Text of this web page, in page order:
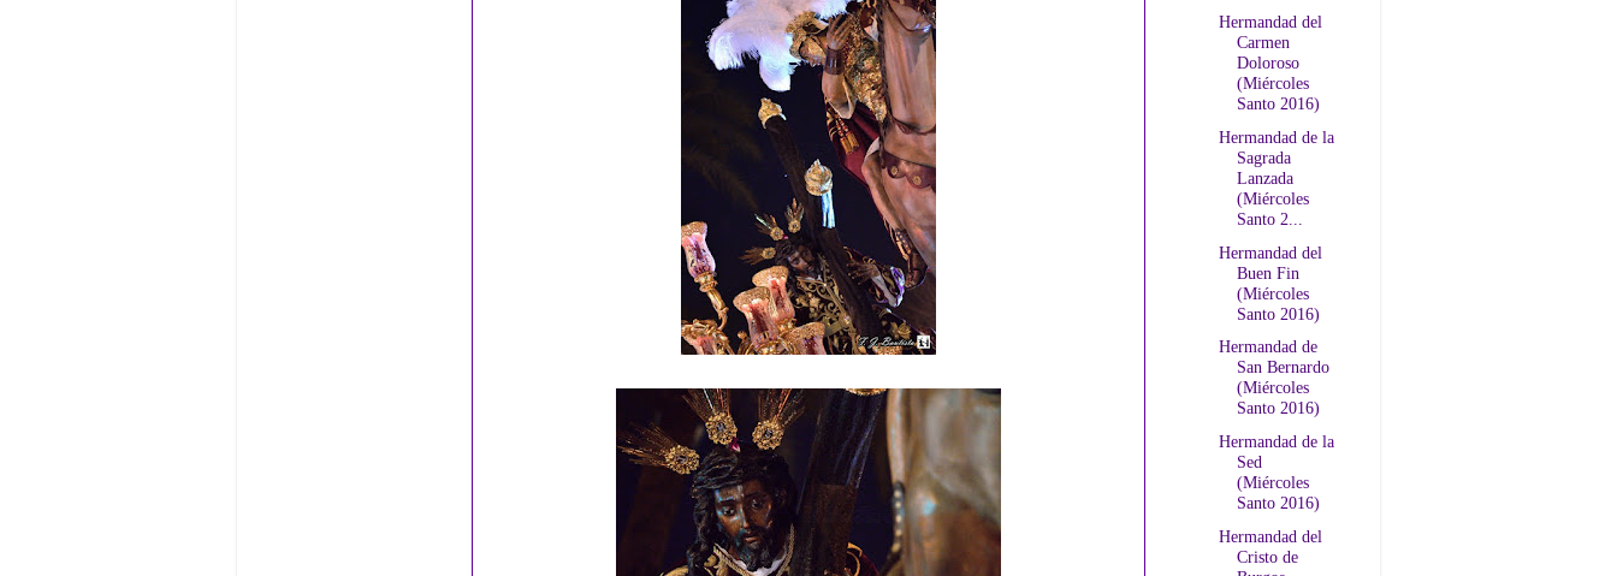
Hermandad del
Carmen
Doloroso
(Miércoles
Santo 2016)
Hermandad de la
Sagrada
Lanzada
(Miércoles
Santo 2...
Hermandad del
Buen Fin
(Miércoles
Santo 2016)
Hermandad de
San Bernardo
(Miércoles
Santo 2016)
Hermandad de la
Sed
(Miércoles
Santo 2016)
Hermandad del
Cristo de